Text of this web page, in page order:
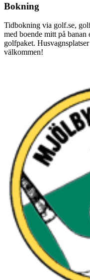
Bokning
Tidbokning via golf.se,
med boende mitt på
golfpaket.
välkommen!